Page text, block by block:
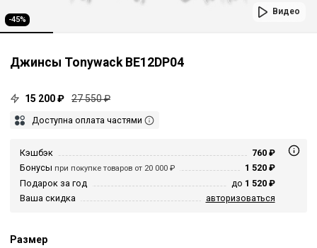
-45%
Видео
Джинсы Tonywack BE12DP04
15 200 ₽ 27 550 ₽
Доступна оплата частями
Кэшбэк
760 ₽
Бонусы при покупке товаров от 20 000 ₽
1 520 ₽
Подарок за год
до 1 520 ₽
Ваша скидка
авторизоваться
Размер